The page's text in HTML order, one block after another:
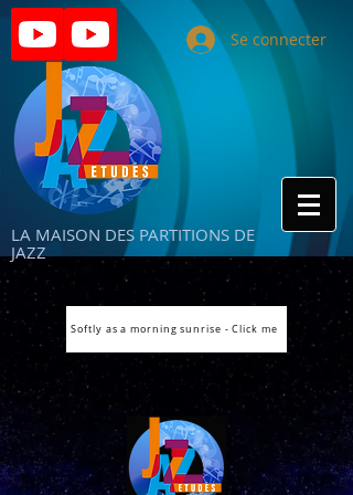
LA MAISON DES PARTITIONS DE
JAZZ
Se connecter
Softly as a morning sunrise - Click me